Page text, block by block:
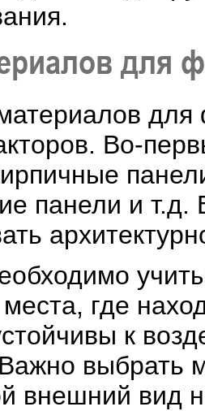
для
для
Во-
панели и
где
к
выбрать
внешний вид